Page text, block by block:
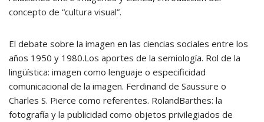
concepto de “cultura visual”.
El debate sobre la imagen en las ciencias sociales entre los
años 1950 y 1980.Los aportes de la semiología. Rol de la
lingüística: imagen como lenguaje o especificidad
comunicacional de la imagen. Ferdinand de Saussure o
Charles S. Pierce como referentes. RolandBarthes: la
fotografía y la publicidad como objetos privilegiados de